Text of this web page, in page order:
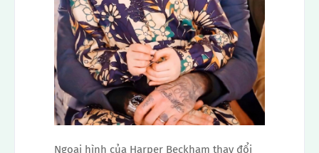
Ngoại hình của Harper Beckham thay đổi